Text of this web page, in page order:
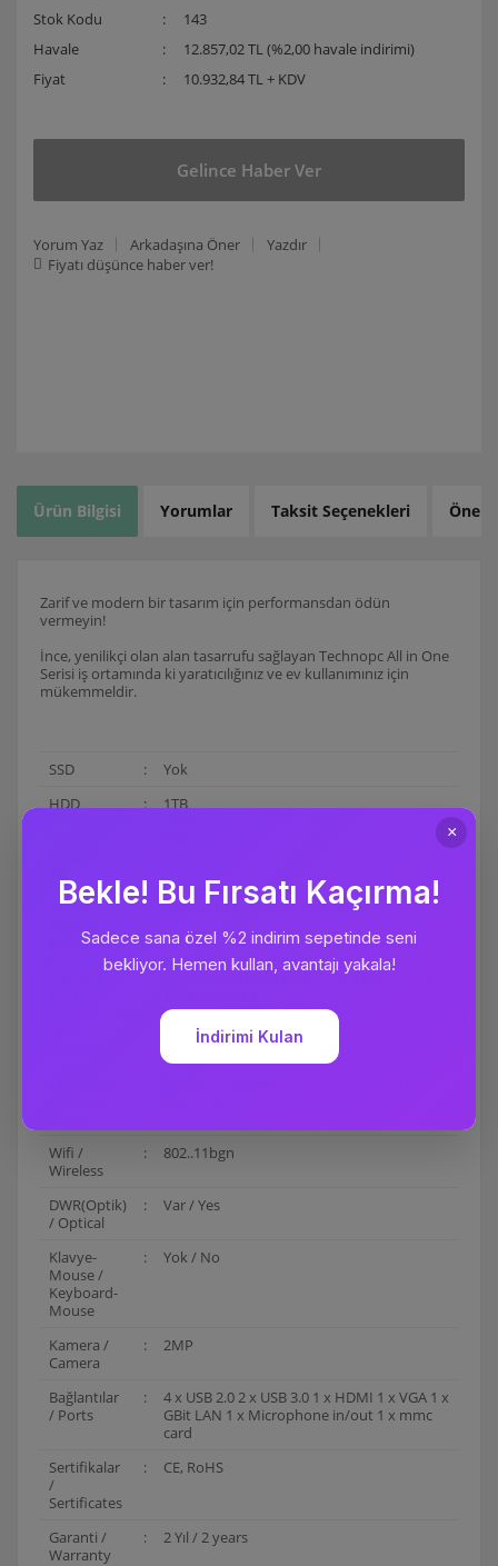
Stok Kodu
143
Havale
12.857,02 TL (%2,00 havale indirimi)
Fiyat
10.932,84 TL + KDV
Gelince Haber Ver
Yorum Yaz Arkadaşına Öner
Yazdır
Fiyatı düşünce haber ver!
Ürün Bilgisi Yorumlar Taksit Seçenekleri
Zarif ve modern bir tasarım için performansdan ödün
vermeyin!
İnce, yenilikçi olan alan tasarrufu sağlayan Technopc All in One
Serisi iş ortamında ki yaratıcılığınız ve ev kullanımınız için
mükemmeldir.
SSD :
Yok
HDD
:
1TB
Ekran
Screen Size
: 23.8'' FHD Nontouch Panel
:
Intel Core i3-9100 (4,20 GHz, 4 Çekirdek, 6
Wifi /
Wireless
: 802..11bgn
DWR(Optik)
/ Optical
: Var / Yes
Klavye-
Mouse /
Keyboard-
Mouse
: Yok / No
Kamera /
Camera
: 2MP
Bağlantılar
/ Ports
:
4 x USB 2.0 2 x USB 3.0 1 x HDMI 1 x VGA 1 x
GBit LAN 1 x Microphone in/out 1 x mmc
card
Sertifikalar
/
Sertificates
: CE, RoHS
Garanti /
Warranty
: 2 Yıl / 2 years